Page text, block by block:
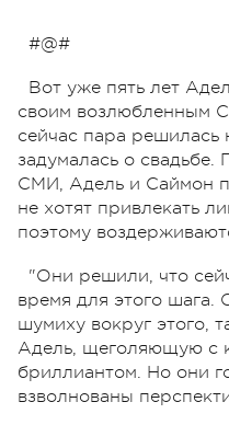
#@#
Вот уже пять лет
своим возлюбленным
сейчас пара решилась
задумалась о
СМИ, Адель и Саймон
не хотят привлекать
поэтому
"Они решили, что
время для этого шага.
шумиху вокруг этого,
Адель, щеголяющую с
бриллиантом. Но они
взволнованы